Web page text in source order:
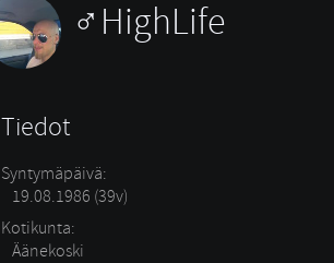
HighLife
Tiedot
Syntymäpäivä:
19.08.1986 (39v)
Kotikunta:
Äänekoski